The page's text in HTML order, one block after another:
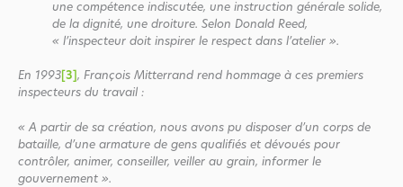
une compétence indiscutée, une instruction générale solide,
de la dignité, une droiture. Selon Donald Reed,
« l’inspecteur doit inspirer le respect dans l’atelier ».
En 1993 [3] , François Mitterrand rend hommage à ces premiers
inspecteurs du travail :
« A partir de sa création, nous avons pu disposer d’un corps de
bataille, d’une armature de gens qualifiés et dévoués pour
contrôler, animer, conseiller, veiller au grain, informer le
gouvernement ».